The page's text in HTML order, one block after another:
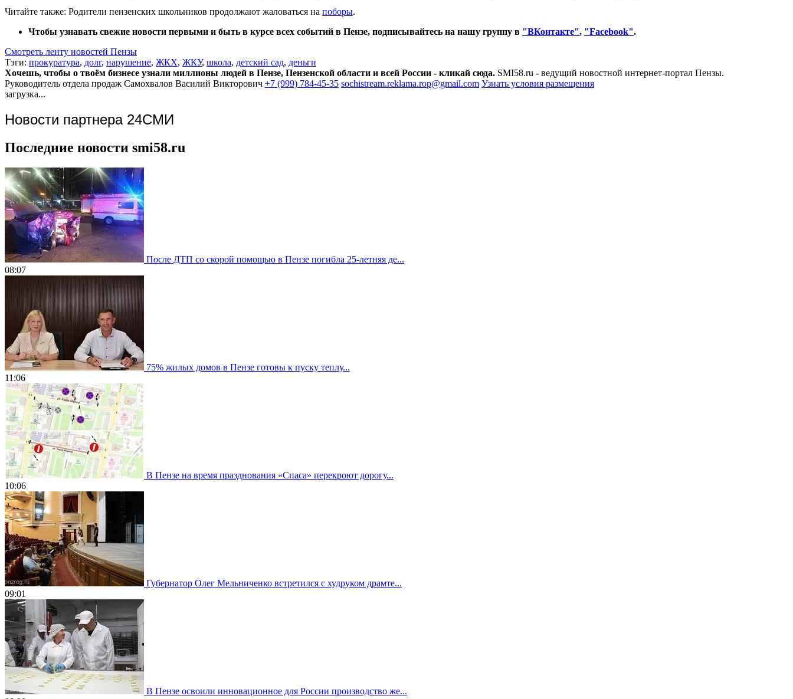
Читайте также: Родители пензенских школьников продолжают жаловаться на поборы.
Чтобы узнавать свежие новости первыми и быть в курсе всех событий в Пензе, подписывайтесь на нашу группу в "ВКонтакте", "Facebook".
Смотреть ленту новостей Пензы
Тэги: прокуратура, долг, нарушение, ЖКХ, ЖКУ, школа, детский сад, деньги
Хочешь, чтобы о твоём бизнесе узнали миллионы людей в Пензе, Пензенской области и всей России - кликай сюда. SMI58.ru - ведущий новостной интернет-портал Пензы.
Руководитель отдела продаж Самохвалов Василий Викторович +7 (999) 784-45-35 sochistream.reklama.rop@gmail.com Узнать условия размещения
загрузка...
Новости партнера 24СМИ
Последние новости smi58.ru
После ДТП со скорой помощью в Пензе погибла 25-летняя де...
08:07
75% жилых домов в Пензе готовы к пуску теплу...
11:06
В Пензе на время празднования «Спаса» перекроют дорогу...
10:06
Губернатор Олег Мельниченко встретился с худруком драмте...
09:01
В Пензе освоили инновационное для России производство же...